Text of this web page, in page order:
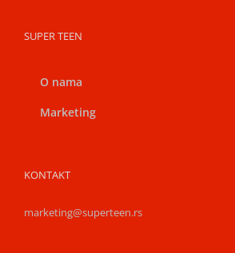
SUPER TEEN
O nama
Marketing
KONTAKT
marketing@superteen.rs